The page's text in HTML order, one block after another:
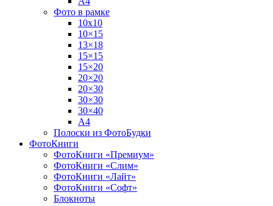
Фото в рамке
10х10
10×15
13×18
15×15
15×20
20×20
20×30
30×30
30×40
A4
Полоски из ФотоБудки
ФотоКниги
ФотоКниги «Премиум»
ФотоКниги «Слим»
ФотоКниги «Лайт»
ФотоКниги «Софт»
Блокноты